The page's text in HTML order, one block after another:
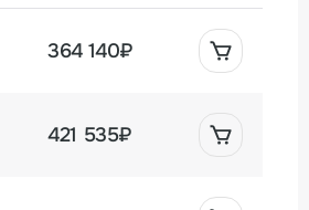
364 140₽
421 535₽